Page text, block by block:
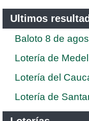
Ultimos
Baloto 8 de
Lotería de
Lotería del
Lotería de